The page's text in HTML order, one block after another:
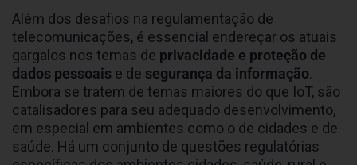
Além dos desafios na regulamentação de
telecomunicações, é essencial endereçar os atuais
gargalos nos temas de privacidade e proteção de
dados pessoais e de segurança da informação.
Embora se tratem de temas maiores do que IoT, são
catalisadores para seu adequado desenvolvimento,
em especial em ambientes como o de cidades e de
saúde. Há um conjunto de questões regulatórias